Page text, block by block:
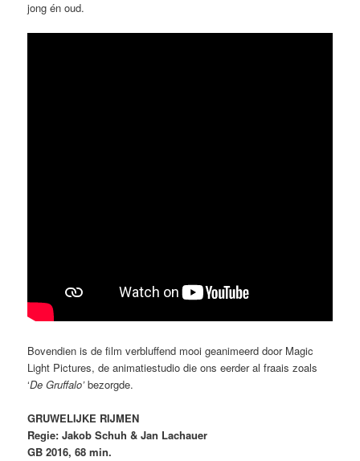
jong én oud.
Bovendien is de film verbluffend mooi geanimeerd door Magic
Light Pictures, de animatiestudio die ons eerder al fraais zoals
‘De Gruffalo’bezorgde.
GRUWELIJKE RIJMEN
Regie: Jakob Schuh & Jan Lachauer
GB 2016, 68 min.